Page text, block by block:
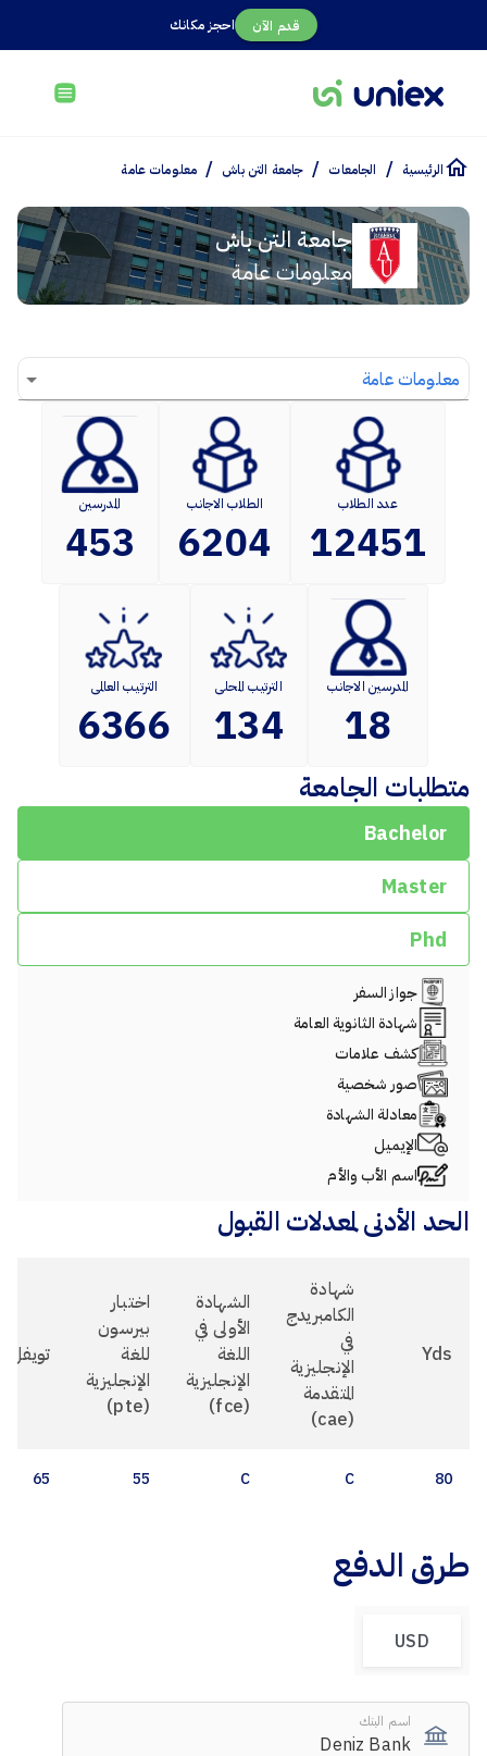
احجز مكانك قدم الآن
الرئيسية / الجامعات / جامعة التن باش / معلومات عامة
جامعة التن باش
معلومات عامة
معلومات عامة
عدد الطلاب
12451
الطلاب الاجانب
6204
المدرسين
453
المدرسين الاجانب
18
الترتيب المحلى
134
الترتيب العالمى
6366
متطلبات الجامعة
Bachelor
Master
Phd
جواز السفر
شهادة الثانوية العامة
كشف علامات
صور شخصية
معادلة الشهادة
الإيميل
اسم الأب والأم
الحد الأدنى لمعدلات القبول
Yds
شهادة
الكامبريدج
في
الإنجليزية
المتقدمة
(cae)
الشهادة
الأولى في
اللغة
الإنجليزية
(fce)
اختبار
بيرسون
للغة
الإنجليزية
(pte)
تويفل
80
C
C
55
65
طرق الدفع
USD
اسم البنك
Deniz Bank